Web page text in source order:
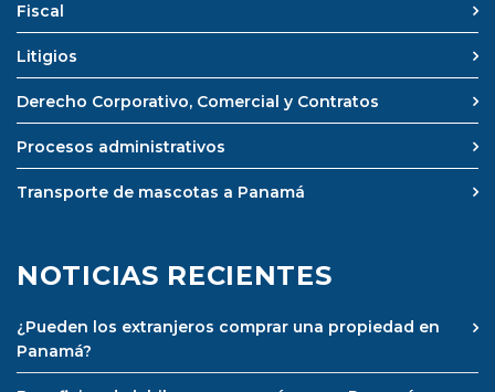
Fiscal
Litigios
Derecho Corporativo, Comercial y Contratos
Procesos administrativos
Transporte de mascotas a Panamá
NOTICIAS RECIENTES
¿Pueden los extranjeros comprar una propiedad en
Panamá?